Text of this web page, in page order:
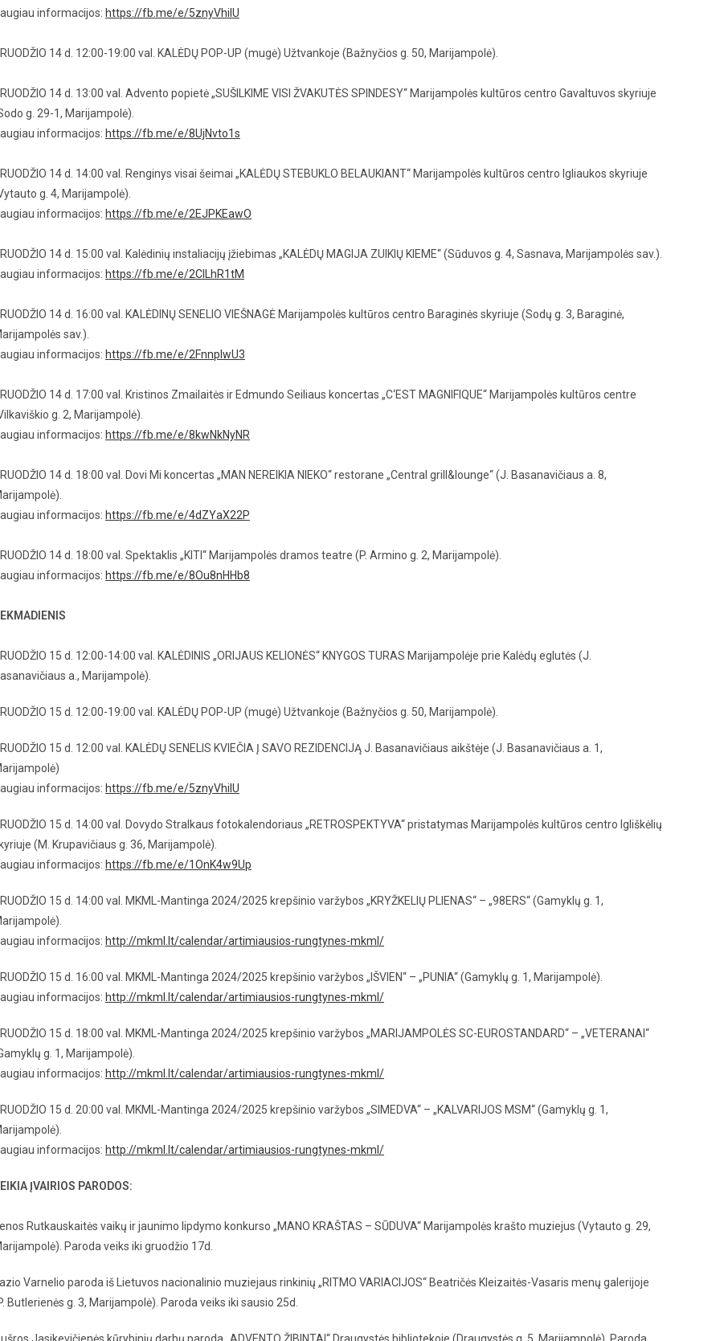
informacijos: https://fb.me/e/5znyVhilU
14 d. 12:00-19:00 val. KALĖDŲ POP-UP (mugė) Užtvankoje (Bažnyčios g. 50, Marijampolė).
14 d. 13:00 val. Advento popietė „SUŠILKIME VISI ŽVAKUTĖS SPINDESY“ Marijampolės kultūros centro Gavaltuvos skyriuje
g. 29-1, Marijampolė).
informacijos: https://fb.me/e/8UjNvto1s
14 d. 14:00 val. Renginys visai šeimai „KALĖDŲ STEBUKLO BELAUKIANT“ Marijampolės kultūros centro Igliaukos skyriuje
g. 4, Marijampolė).
informacijos: https://fb.me/e/2EJPKEawO
14 d. 15:00 val. Kalėdinių instaliacijų įžiebimas „KALĖDŲ MAGIJA ZUIKIŲ KIEME“ (Sūduvos g. 4, Sasnava, Marijampolės sav.).
informacijos: https://fb.me/e/2CILhR1tM
14 d. 16:00 val. KALĖDINŲ SENELIO VIEŠNAGĖ Marijampolės kultūros centro Baraginės skyriuje (Sodų g. 3, Baraginė,
sav.).
informacijos: https://fb.me/e/2FnnplwU3
14 d. 17:00 val. Kristinos Zmailaitės ir Edmundo Seiliaus koncertas „C‘EST MAGNIFIQUE“ Marijampolės kultūros centre
g. 2, Marijampolė).
informacijos: https://fb.me/e/8kwNkNyNR
14 d. 18:00 val. Dovi Mi koncertas „MAN NEREIKIA NIEKO“ restorane „Central grill&lounge“ (J. Basanavičiaus a. 8,
informacijos: https://fb.me/e/4dZYaX22P
14 d. 18:00 val. Spektaklis „KITI“ Marijampolės dramos teatre (P. Armino g. 2, Marijampolė).
informacijos: https://fb.me/e/8Ou8nHHb8
15 d. 12:00-14:00 val. KALĖDINIS „ORIJAUS KELIONĖS“ KNYGOS TURAS Marijampolėje prie Kalėdų eglutės (J.
a., Marijampolė).
15 d. 12:00-19:00 val. KALĖDŲ POP-UP (mugė) Užtvankoje (Bažnyčios g. 50, Marijampolė).
15 d. 12:00 val. KALĖDŲ SENELIS KVIEČIA Į SAVO REZIDENCIJĄ J. Basanavičiaus aikštėje (J. Basanavičiaus a. 1,
informacijos: https://fb.me/e/5znyVhilU
15 d. 14:00 val. Dovydo Stralkaus fotokalendoriaus „RETROSPEKTYVA“ pristatymas Marijampolės kultūros centro Igliškėlių
(M. Krupavičiaus g. 36, Marijampolė).
informacijos: https://fb.me/e/1OnK4w9Up
15 d. 14:00 val. MKML-Mantinga 2024/2025 krepšinio varžybos „KRYŽKELIŲ PLIENAS“ – „98ERS“ (Gamyklų g. 1,
informacijos: http://mkml.lt/calendar/artimiausios-rungtynes-mkml/
15 d. 16:00 val. MKML-Mantinga 2024/2025 krepšinio varžybos „IŠVIEN“ – „PUNIA“ (Gamyklų g. 1, Marijampolė).
informacijos: http://mkml.lt/calendar/artimiausios-rungtynes-mkml/
15 d. 18:00 val. MKML-Mantinga 2024/2025 krepšinio varžybos „MARIJAMPOLĖS SC-EUROSTANDARD“ – „VETERANAI“
g. 1, Marijampolė).
informacijos: http://mkml.lt/calendar/artimiausios-rungtynes-mkml/
15 d. 20:00 val. MKML-Mantinga 2024/2025 krepšinio varžybos „SIMEDVA“ – „KALVARIJOS MSM“ (Gamyklų g. 1,
informacijos: http://mkml.lt/calendar/artimiausios-rungtynes-mkml/
ĮVAIRIOS PARODOS:
Rutkauskaitės vaikų ir jaunimo lipdymo konkurso „MANO KRAŠTAS – SŪDUVA“ Marijampolės krašto muziejus (Vytauto g. 29,
Paroda veiks iki gruodžio 17d.
Varnelio paroda iš Lietuvos nacionalinio muziejaus rinkinių „RITMO VARIACIJOS“ Beatričės Kleizaitės-Vasaris menų galerijoje
Butlerienės g. 3, Marijampolė). Paroda veiks iki sausio 25d.
Jasikevičienės kūrybinių darbų paroda „ADVENTO ŽIBINTAI“ Draugystės bibliotekoje (Draugystės g. 5, Marijampolė). Paroda